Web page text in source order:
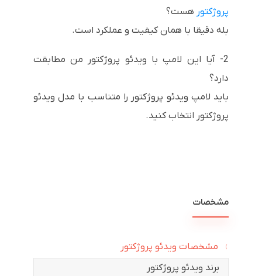
پروژکتور هست؟
بله دقیقا با همان کیفیت و عملکرد است.
2- آیا این لامپ با ویدئو پروژکتور من مطابقت
دارد؟
باید لامپ ویدئو پروژکتور را متناسب با مدل ویدئو
پروژکتور انتخاب کنید.
مشخصات
مشخصات ویدئو پروژکتور
برند ویدئو پروژکتور